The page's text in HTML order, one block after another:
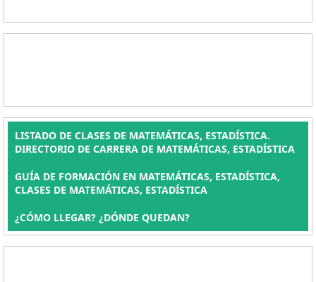
LISTADO DE CLASES DE MATEMÁTICAS, ESTADÍSTICA.
DIRECTORIO DE CARRERA DE MATEMÁTICAS, ESTADÍSTICA
GUÍA DE FORMACIÓN EN MATEMÁTICAS, ESTADÍSTICA,
CLASES DE MATEMÁTICAS, ESTADÍSTICA
¿CÓMO LLEGAR? ¿DÓNDE QUEDAN?